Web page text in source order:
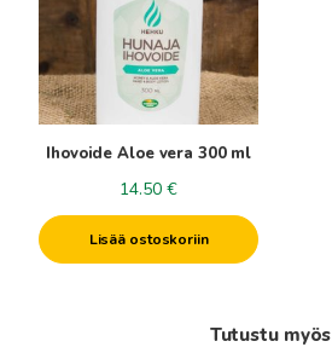
Ihovoide Aloe vera 300 ml
14.50 €
Lisää ostoskoriin
Tutustu myös